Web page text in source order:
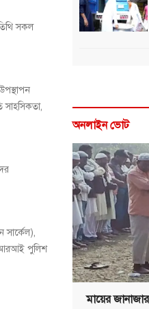
সকল
আরআই পুলিশ
অনলাইন ভোট
মায়ের